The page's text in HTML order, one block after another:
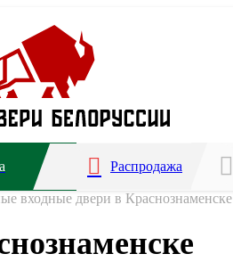
Распродажа
входные двери в Краснознаменске